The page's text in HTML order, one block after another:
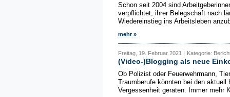
Schon seit 2004 sind
verpflichtet, ihrer Belegschaft nach
Wiedereinstieg ins Arbeitsleben
mehr »
Freitag, 19. Februar 2021 | Kategorie:
(Video-)Blogging als neue
Ob Polizist oder Feuerwehrmann,
Traumberufe könnten bei den aktuell
Vergessenheit geraten. Immer mehr